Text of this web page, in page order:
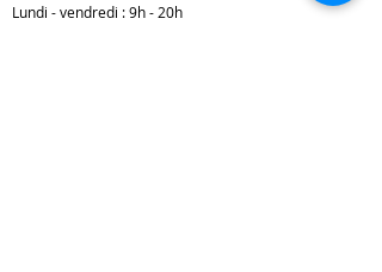
Lundi - vendredi : 9h - 20h